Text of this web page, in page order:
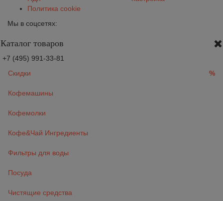
Политика cookie
Мы в соцсетях:
Каталог товаров
+7 (495) 991-33-81
Скидки
%
Кофемашины
Кофемолки
Кофе&Чай Ингредиенты
Фильтры для воды
Посуда
Чистящие средства